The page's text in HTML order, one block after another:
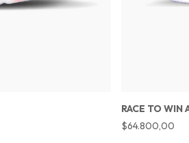
RACE TO WIN
$64.800,00